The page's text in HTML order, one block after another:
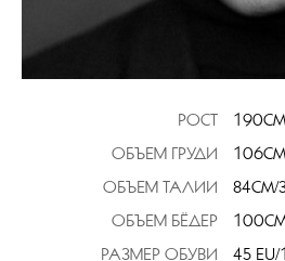
РОСТ
ОБЪЕМ ГРУДИ
ОБЪЕМ ТАЛИИ
84CM/
ОБЪЕМ БЁДЕР
РАЗМЕР ОБУВИ
45 EU/